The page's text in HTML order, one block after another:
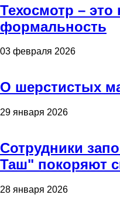
Техосмотр – это
формальность
03 февраля 2026
О шерстистых
29 января 2026
Сотрудники
Таш" покоряют
28 января 2026